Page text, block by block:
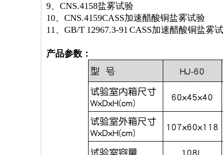
9、 CNS.4158盐雾试验
10、 CNS.4159CASS加速醋酸铜盐雾试验
11、 GB/T 12967.3-91 CASS加速醋酸铜盐雾
产品参数：